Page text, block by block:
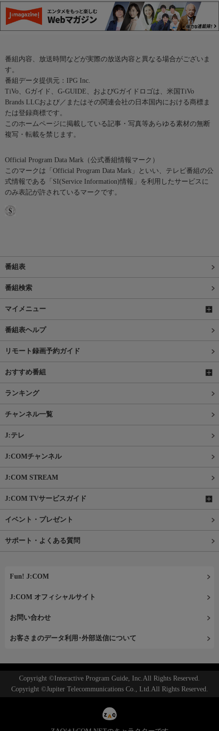
番組内容、放送時間などが実際の放送内容と異なる場合がございま
す。
番組データ提供元：IPG Inc.
TiVo、Gガイド、G-GUIDE、およびGガイドロゴは、米国TiVo
Brands LLCおよび／またはその関連会社の日本国内における商標ま
たは登録商標です。
このホームページに掲載している記事・写真等あらゆる素材の無断
複写・転載を禁じます。
Official Program Data Mark（公式番組情報マーク）
このマークは「Official Program Data Mark」といい、テレビ番組の公
式情報である「SI(Service Information)情報」を利用したサービスに
のみ表記が許されているマークです。
番組表
番組検索
マイメニュー
番組表ヘルプ
リモート録画予約ガイド
おすすめ番組
ランキング
チャンネル一覧
J:テレ
J:COMチャンネル
J:COM STREAM
J:COM TVサービスガイド
イベント・プレゼント
サポート・よくある質問
Fun! J:COM
J:COM オフィシャルサイト
お問い合わせ
お客さまのデータ利用･外部送信について
Copyright ©Interactive Program Guide, Inc.All Rights Reserved.
Copyright ©Jupiter Telecommunications Co., Ltd.All Rights Reserved.